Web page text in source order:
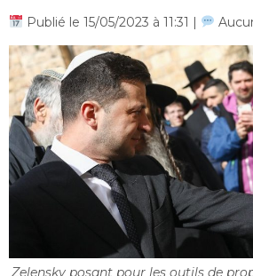
Publié le 15/05/2023 à 11:31 |
Zelensky posant pour les outils de